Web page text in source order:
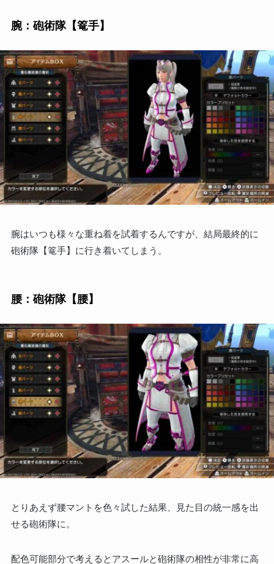
腕：砲術隊【篭手】
腕はいつも様々な重ね着を試着するんですが、結局最終的に
砲術隊【篭手】に行き着いてしまう。
腰：砲術隊【腰】
とりあえず腰マントを色々試した結果、見た目の統一感を出
せる砲術隊に。
配色可能部分で考えるとアスールと砲術隊の相性が非常に高